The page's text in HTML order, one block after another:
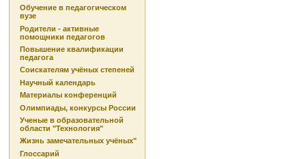
Обучение в педагогическом
вузе
Родители - активные
помощники педагогов
Повышение квалификации
педагога
Соискателям учёных степеней
Научный календарь
Материалы конференций
Олимпиады, конкурсы России
Ученые в образовательной
области "Технология"
Жизнь замечательных учёных"
Глоссарий